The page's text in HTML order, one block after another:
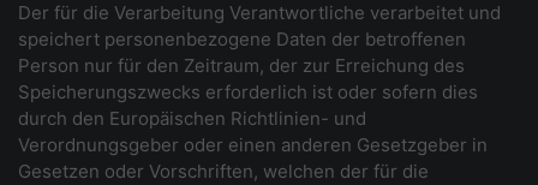
Der für die Verarbeitung Verantwortliche verarbeitet und
speichert personenbezogene Daten der betroffenen
Person nur für den Zeitraum, der zur Erreichung des
Speicherungszwecks erforderlich ist oder sofern dies
durch den Europäischen Richtlinien- und
Verordnungsgeber oder einen anderen Gesetzgeber in
Gesetzen oder Vorschriften, welchen der für die